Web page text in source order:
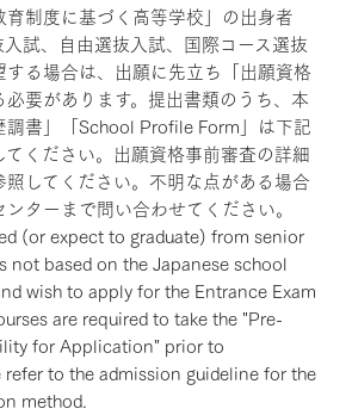
育制度に基づく高等学校」の出身者
試、自由選抜入試、国際コース選抜
する場合は、出願に先立ち「出願資格
要があります。提出書類のうち、本
調書」「School Profile Form」は下記
ください。出願資格事前審査の詳細
してください。不明な点がある場合
ターまで問い合わせてください。
(or expect to graduate) from senior
not based on the Japanese school
wish to apply for the Entrance Exam
are required to take the "Pre-
for Application" prior to
to the admission guideline for the
method.